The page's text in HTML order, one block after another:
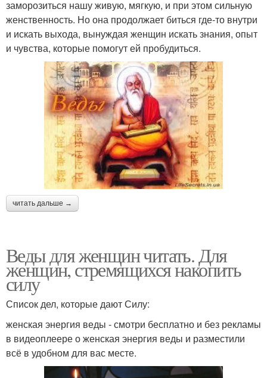
заморозиться нашу живую, мягкую, и при этом сильную
женственность. Но она продолжает биться где-то внутри
и искать выхода, вынуждая женщин искать знания, опыт
и чувства, которые помогут ей пробудиться.
читать дальше →
Веды для женщин читать. Для
женщин, стремящихся накопить
силу
Список дел, которые дают Силу:
женская энергия веды - смотри бесплатно и без рекламы
в видеоплеере о женская энергия веды и разместили
всё в удобном для вас месте.